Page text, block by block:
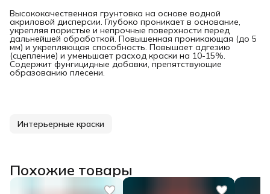
Высококачественная грунтовка на основе водной
акриловой дисперсии. Глубоко проникает в основание,
укрепляя пористые и непрочные поверхности перед
дальнейшей обработкой. Повышенная проникающая (до 5
мм) и укрепляющая способность. Повышает адгезию
(сцепление) и уменьшает расход краски на 10-15%.
Содержит фунгицидные добавки, препятствующие
образованию плесени.
Интерьерные краски
Похожие товары